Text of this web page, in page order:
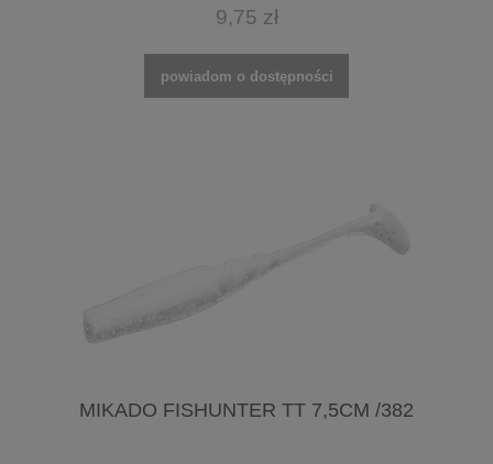
9,75 zł
powiadom o dostępności
MIKADO FISHUNTER TT 7,5CM /382